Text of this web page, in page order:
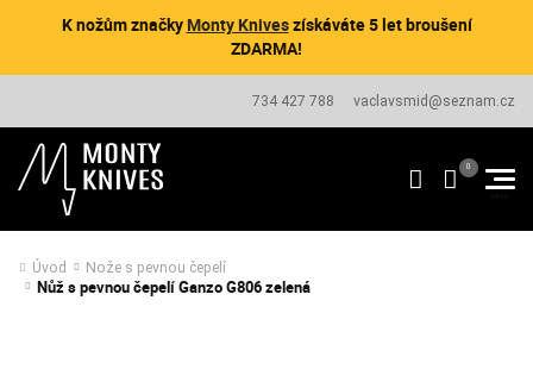
K nožům značkyMonty Kniveszískáváte 5 let broušení
ZDARMA!
734 427 788 vaclavsmid@seznam.cz
Úvod Nože s pevnou čepelí
Nůž s pevnou čepelí Ganzo G806 zelená